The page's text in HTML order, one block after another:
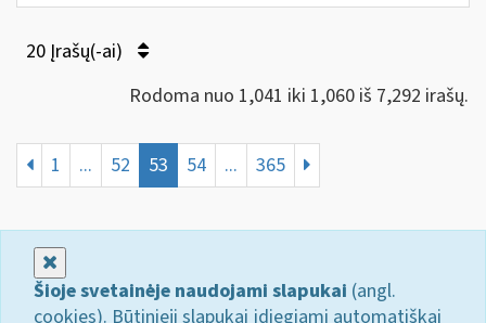
20 Įrašų(-ai)
Rodoma nuo 1,041 iki 1,060 iš 7,292 irašų.
1 ... 52 53 54 ... 365
Šioje svetainėje naudojami slapukai (angl.
cookies). Būtinieji slapukai įdiegiami automatiškai